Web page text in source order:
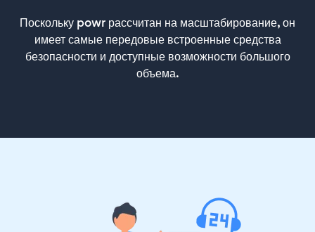
Поскольку powr рассчитан на масштабирование, он
имеет самые передовые встроенные средства
безопасности и доступные возможности большого
объема.